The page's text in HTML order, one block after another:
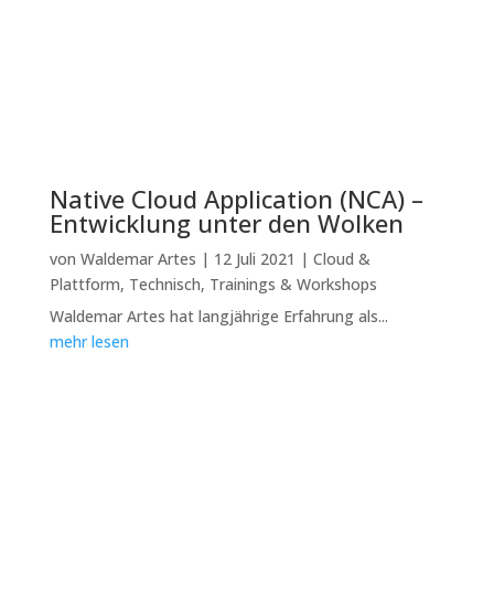
Native Cloud Application (NCA) –
Entwicklung unter den Wolken
von Waldemar Artes | 12 Juli 2021 | Cloud &
Plattform, Technisch, Trainings & Workshops
Waldemar Artes hat langjährige Erfahrung als...
mehr lesen